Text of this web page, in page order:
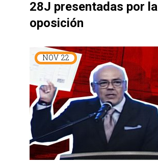
28J presentadas por la
oposición
NOV 22